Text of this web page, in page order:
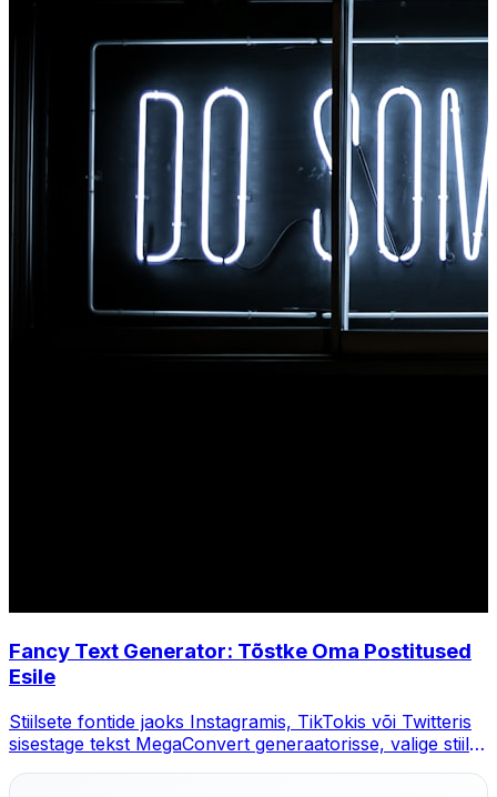
Fancy Text Generator: Tõstke Oma Postitused
Esile
Stiilsete fontide jaoks Instagramis, TikTokis või Twitteris
sisestage tekst MegaConvert generaatorisse, valige stiil ja